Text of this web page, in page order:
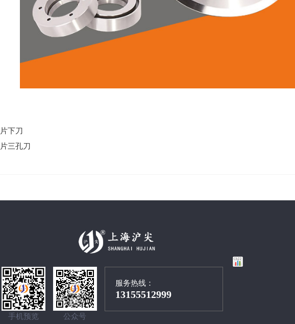
下刀
三孔刀
手机预览 公众号
服务热线：
13155512999